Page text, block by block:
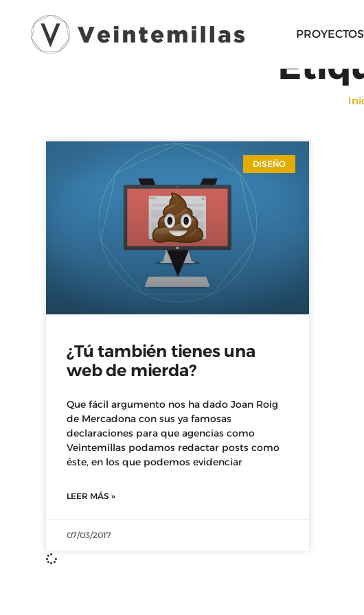
PROYECTOS
DISEÑO
¿Tú también tienes una
web de mierda?
Que fácil argumento nos ha dado Joan Roig
de Mercadona con sus ya famosas
declaraciones para que agencias como
Veintemillas podamos redactar posts como
éste, en los que podemos evidenciar
LEER MÁS »
07/03/2017